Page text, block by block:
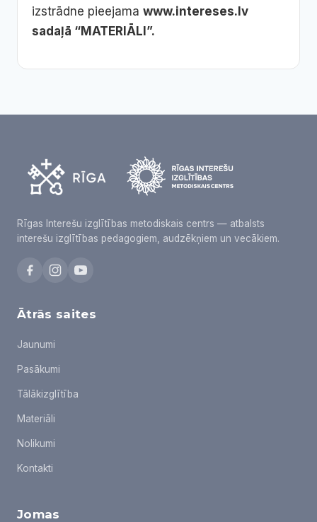
izstrādne pieejama www.intereses.lv
sadaļā “MATERIĀLI”.
Rīgas Interešu izglītības metodiskais centrs — atbalsts
interešu izglītības pedagogiem, audzēkņiem un vecākiem.
Ātrās saites
Jaunumi
Pasākumi
Tālākizglītība
Materiāli
Nolikumi
Kontakti
Jomas